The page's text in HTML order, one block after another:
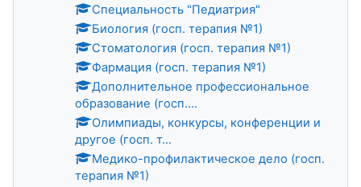
Специальность "Педиатрия"
Биология (госп. терапия №1)
Стоматология (госп. терапия №1)
Фармация (госп. терапия №1)
Дополнительное профессиональное
образование (госп....
Олимпиады, конкурсы, конференции и
другое (госп. т...
Медико-профилактическое дело (госп.
терапия №1)